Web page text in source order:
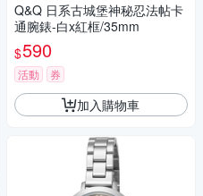
Q&Q 日系古城堡神秘忍法帖卡
通腕錶-白x紅框/35mm
$590
活動 券
加入購物車